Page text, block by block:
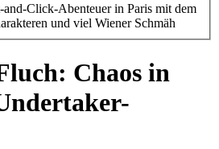
Click-Abenteuer in Paris mit dem
und viel Wiener Schmäh
Chaos in